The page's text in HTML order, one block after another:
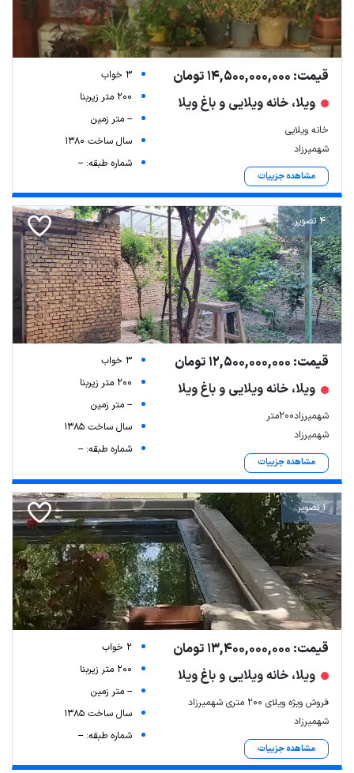
قیمت: 14,500,000,000 تومان
ویلا، خانه ویلایی و باغ ویلا
خانه ویلایی
شهمیرزاد
مشاهده جزییات
3 خواب
200 متر زیربنا
-- متر زمین
سال ساخت 1380
شماره طبقه: --
4 تصویر
قیمت: 12,500,000,000 تومان
ویلا، خانه ویلایی و باغ ویلا
شهمیرزاد۲۰۰متر
شهمیرزاد
مشاهده جزییات
3 خواب
200 متر زیربنا
-- متر زمین
سال ساخت 1385
شماره طبقه: --
1 تصویر
قیمت: 13,400,000,000 تومان
ویلا، خانه ویلایی و باغ ویلا
فروش ویژه ویلای ۲۰۰ متری شهمیرزاد
شهمیرزاد
مشاهده جزییات
2 خواب
200 متر زیربنا
-- متر زمین
سال ساخت 1385
شماره طبقه: --